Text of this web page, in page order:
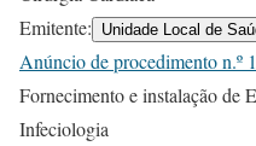
Emitente:
Unidade Local de
Anúncio de procedimento n.º
Fornecimento e instalação de
Infeciologia